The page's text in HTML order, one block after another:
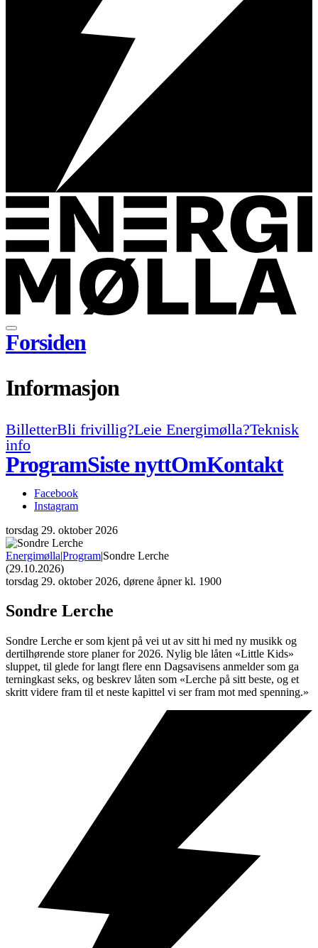
Forsiden
Informasjon
BilletterBli frivillig?Leie Energimølla?Teknisk
info
ProgramSiste nyttOmKontakt
Facebook
Instagram
torsdag 29. oktober 2026
Energimølla|Program|Sondre Lerche
(29.10.2026)
torsdag 29. oktober 2026, dørene åpner kl. 1900
Sondre Lerche
Sondre Lerche er som kjent på vei ut av sitt hi med ny musikk og
dertilhørende store planer for 2026. Nylig ble låten «Little Kids»
sluppet, til glede for langt flere enn Dagsavisens anmelder som ga
terningkast seks, og beskrev låten som «Lerche på sitt beste, og et
skritt videre fram til et neste kapittel vi ser fram mot med spenning.»